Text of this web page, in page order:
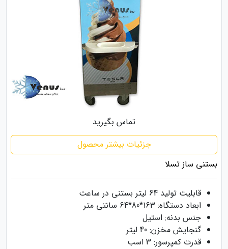
تماس بگیرید
جزئیات بیشتر محصول
بستنی ساز تسلا
قابلیت تولید 64 لیتر بستنی در ساعت
ابعاد دستگاه: 163*80*64 سانتی متر
جنس بدنه: استیل
گنجایش مخزن: 40 لیتر
قدرت کمپرسور: 3 اسب